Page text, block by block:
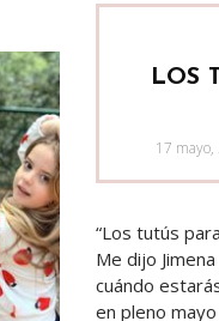
LOS
Posted
17 mayo,
“Los tutús
Me dijo
cuándo
en pleno